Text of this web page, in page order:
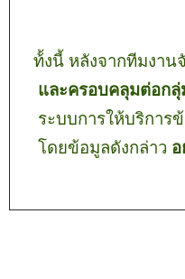
ท้้งนี้ หลังจากทีมงานจั
และครอบคลุมต่อกลุ่
ระบบการให้บริการ
โดยข้อมูลดังกล่าว